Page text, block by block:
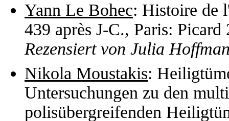
Yann Le Bohec: Histoire de
439 après J-C., Paris: Picard
Rezensiert von Julia
Nikola Moustakis:
Untersuchungen zu den
polisübergreifenden